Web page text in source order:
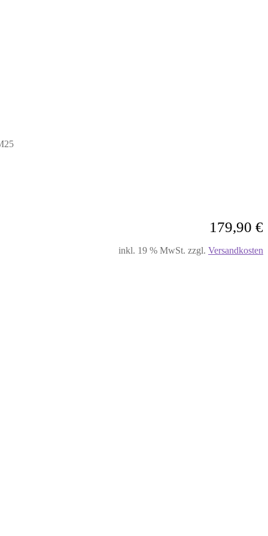
179,90 €
inkl. 19 % MwSt. zzgl. Versandkosten